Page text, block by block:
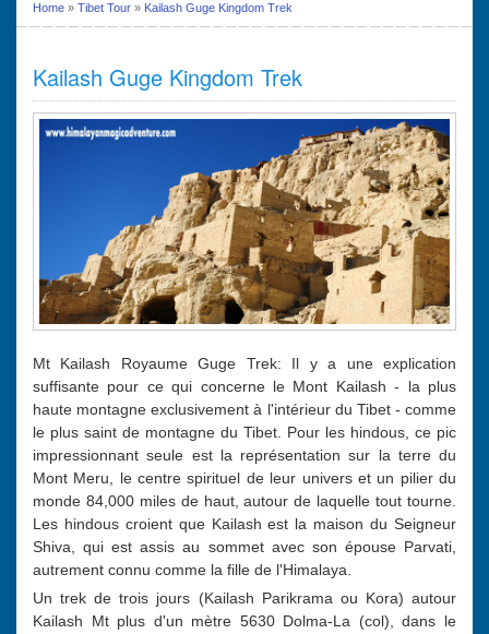
Home » Tibet Tour » Kailash Guge Kingdom Trek
Kailash Guge Kingdom Trek
Mt Kailash Royaume Guge Trek: Il y a une explication
suffisante pour ce qui concerne le Mont Kailash - la plus
haute montagne exclusivement à l'intérieur du Tibet - comme
le plus saint de montagne du Tibet. Pour les hindous, ce pic
impressionnant seule est la représentation sur la terre du
Mont Meru, le centre spirituel de leur univers et un pilier du
monde 84,000 miles de haut, autour de laquelle tout tourne.
Les hindous croient que Kailash est la maison du Seigneur
Shiva, qui est assis au sommet avec son épouse Parvati,
autrement connu comme la fille de l'Himalaya.
Un trek de trois jours (Kailash Parikrama ou Kora) autour
Kailash Mt plus d'un mètre 5630 Dolma-La (col), dans le